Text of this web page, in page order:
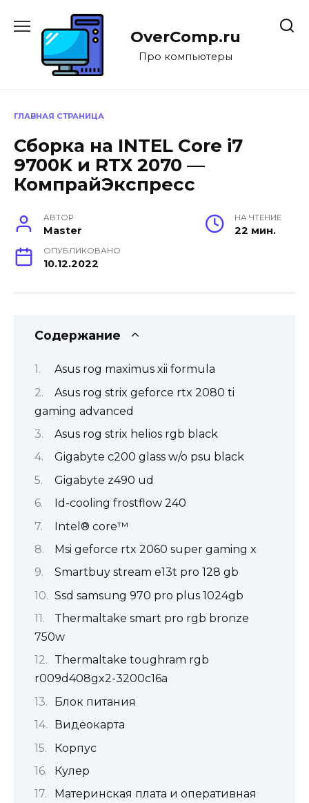
содержанию
OverComp.ru
Про компьютеры
ГЛАВНАЯ СТРАНИЦА
Сборка на INTEL Core i7
9700K и RTX 2070 —
КомпрайЭкспресс
АВТОР
Master
НА ЧТЕНИЕ
22 мин.
ОПУБЛИКОВАНО
10.12.2022
Содержание
Asus rog maximus xii formula
Asus rog strix geforce rtx 2080 ti
gaming advanced
Asus rog strix helios rgb black
Gigabyte c200 glass w/o psu black
Gigabyte z490 ud
Id-cooling frostflow 240
Intel® core™
Msi geforce rtx 2060 super gaming x
Smartbuy stream e13t pro 128 gb
Ssd samsung 970 pro plus 1024gb
Thermaltake smart pro rgb bronze
750w
Thermaltake toughram rgb
r009d408gx2-3200c16a
Блок питания
Видеокарта
Корпус
Кулер
Материнская плата и оперативная